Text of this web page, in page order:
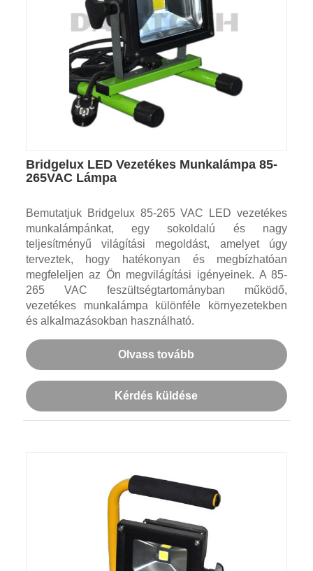
Bridgelux LED Vezetékes Munkalámpa 85-
265VAC Lámpa
Bemutatjuk Bridgelux 85-265 VAC LED vezetékes
munkalámpánkat, egy sokoldalú és nagy
teljesítményű világítási megoldást, amelyet úgy
terveztek, hogy hatékonyan és megbízhatóan
megfeleljen az Ön megvilágítási igényeinek. A 85-
265 VAC feszültségtartományban működő,
vezetékes munkalámpa különféle környezetekben
és alkalmazásokban használható.
Olvass tovább
Kérdés küldése